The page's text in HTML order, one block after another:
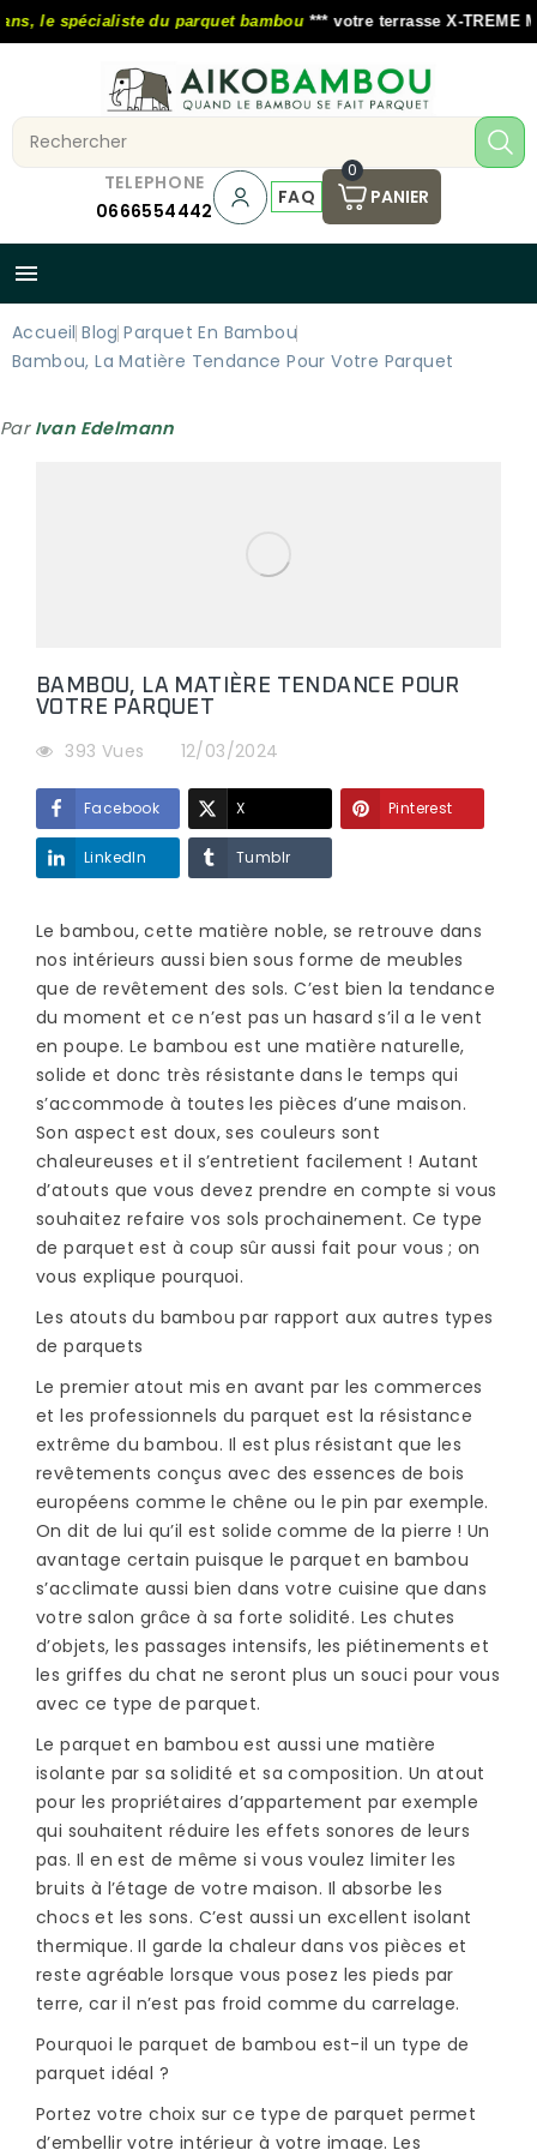
le spécialiste du parquet bambou*** votre terrasse X-TREME
TELEPHONE
0666554442
FAQ
0
PANIER

Accueil Blog Parquet En Bambou
Bambou, La Matière Tendance Pour Votre Parquet
Par Ivan Edelmann
BAMBOU, LA MATIÈRE TENDANCE POUR
VOTRE PARQUET
393 Vues 12/03/2024
Facebook X Pinterest
LinkedIn Tumblr
Le bambou, cette matière noble, se retrouve dans
nos intérieurs aussi bien sous forme de meubles
que de revêtement des sols. C’est bien la tendance
du moment et ce n’est pas un hasard s’il a le vent
en poupe. Le bambou est une matière naturelle,
solide et donc très résistante dans le temps qui
s’accommode à toutes les pièces d’une maison.
Son aspect est doux, ses couleurs sont
chaleureuses et il s’entretient facilement ! Autant
d’atouts que vous devez prendre en compte si vous
souhaitez refaire vos sols prochainement. Ce type
de parquet est à coup sûr aussi fait pour vous ; on
vous explique pourquoi.
Les atouts du bambou par rapport aux autres types
de parquets
Le premier atout mis en avant par les commerces
et les professionnels du parquet est la résistance
extrême du bambou. Il est plus résistant que les
revêtements conçus avec des essences de bois
européens comme le chêne ou le pin par exemple.
On dit de lui qu’il est solide comme de la pierre ! Un
avantage certain puisque le parquet en bambou
s’acclimate aussi bien dans votre cuisine que dans
votre salon grâce à sa forte solidité. Les chutes
d’objets, les passages intensifs, les piétinements et
les griffes du chat ne seront plus un souci pour vous
avec ce type de parquet.
Le parquet en bambou est aussi une matière
isolante par sa solidité et sa composition. Un atout
pour les propriétaires d’appartement par exemple
qui souhaitent réduire les effets sonores de leurs
pas. Il en est de même si vous voulez limiter les
bruits à l’étage de votre maison. Il absorbe les
chocs et les sons. C’est aussi un excellent isolant
thermique. Il garde la chaleur dans vos pièces et
reste agréable lorsque vous posez les pieds par
terre, car il n’est pas froid comme du carrelage.
Pourquoi le parquet de bambou est-il un type de
parquet idéal ?
Portez votre choix sur ce type de parquet permet
d’embellir votre intérieur à votre image. Les